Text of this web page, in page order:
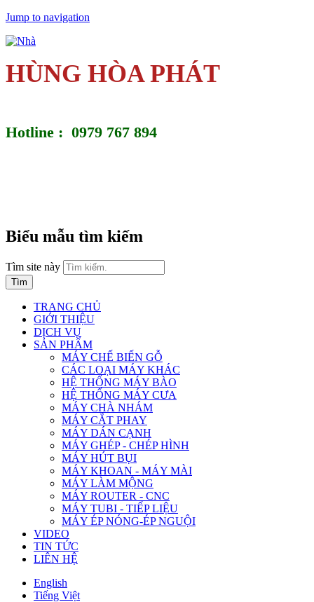
Jump to navigation
HÙNG HÒA PHÁT
Hotline : 0979 767 894
Biểu mẫu tìm kiếm
Tìm site này
TRANG CHỦ
GIỚI THIỆU
DỊCH VỤ
SẢN PHẨM
MÁY CHẾ BIẾN GỖ
CÁC LOẠI MÁY KHÁC
HỆ THỐNG MÁY BÀO
HỆ THỐNG MÁY CƯA
MÁY CHÀ NHÁM
MÁY CẮT PHAY
MÁY DÁN CẠNH
MÁY GHÉP - CHÉP HÌNH
MÁY HÚT BỤI
MÁY KHOAN - MÁY MÀI
MÁY LÀM MỘNG
MÁY ROUTER - CNC
MÁY TUBI - TIẾP LIỆU
MÁY ÉP NÓNG-ÉP NGUỘI
VIDEO
TIN TỨC
LIÊN HỆ
English
Tiếng Việt